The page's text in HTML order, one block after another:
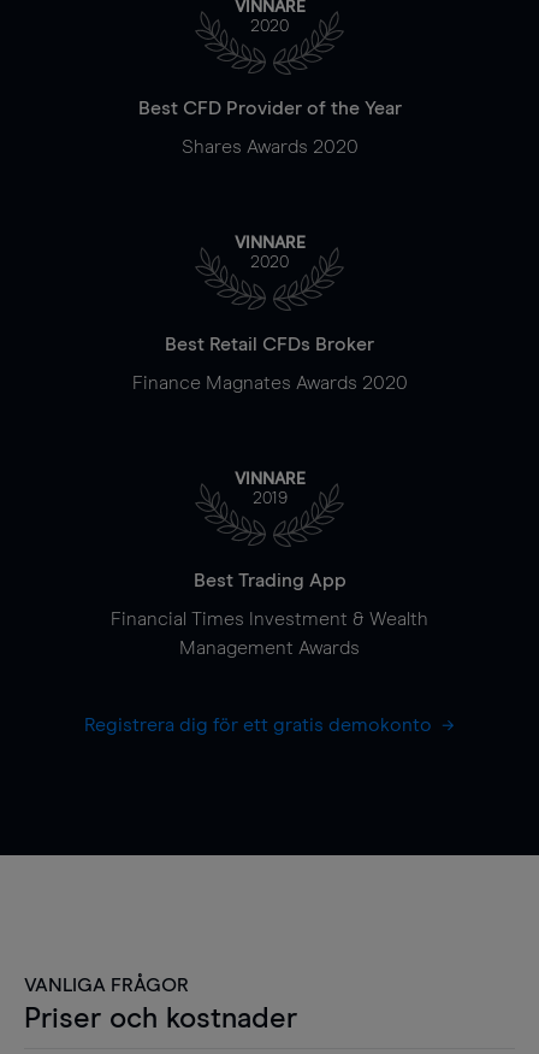
VINNARE
2020
Best CFD Provider of the Year
Shares Awards 2020
VINNARE
2020
Best Retail CFDs Broker
Finance Magnates Awards 2020
VINNARE
2019
Best Trading App
Financial Times Investment & Wealth
Management Awards
Registrera dig för ett gratis demokonto
VANLIGA FRÅGOR
Priser och kostnader